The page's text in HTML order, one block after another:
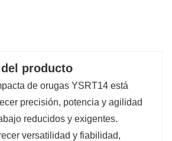
producto
de orugas YSRT14 está
precisión, potencia y agilidad
reducidos y exigentes.
versatilidad y fiabilidad,